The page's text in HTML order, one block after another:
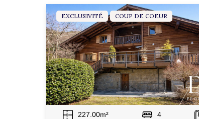
EXCLUSIVITÉ COUP DE COEUR
227.00m² 4